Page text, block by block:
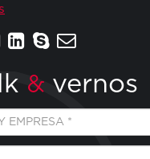
& vernos